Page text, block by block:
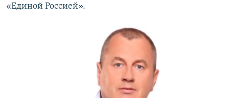
«Единой Россией».